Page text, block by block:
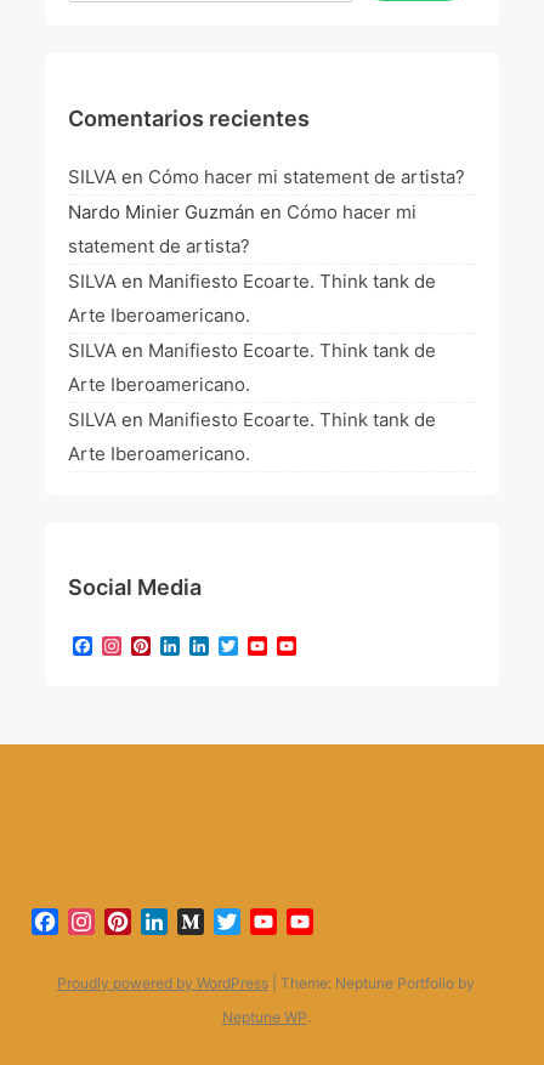
Association Paris
Fundación Colombia
Blog
Comentarios recientes
SILVA en Cómo hacer mi statement de artista?
Nardo Minier Guzmán en Cómo hacer mi
statement de artista?
SILVA en Manifiesto Ecoarte. Think tank de
Arte Iberoamericano.
SILVA en Manifiesto Ecoarte. Think tank de
Arte Iberoamericano.
SILVA en Manifiesto Ecoarte. Think tank de
Arte Iberoamericano.
Social Media
Facebook
Instagram
Pinterest
LinkedIn
LinkedIn
TwitterYouTube
Facebook
Instagram
PinterestLinkedInMediumTwitterYouTube
Proudly powered by WordPress
Theme: Neptune Portfolio by
Neptune WP.